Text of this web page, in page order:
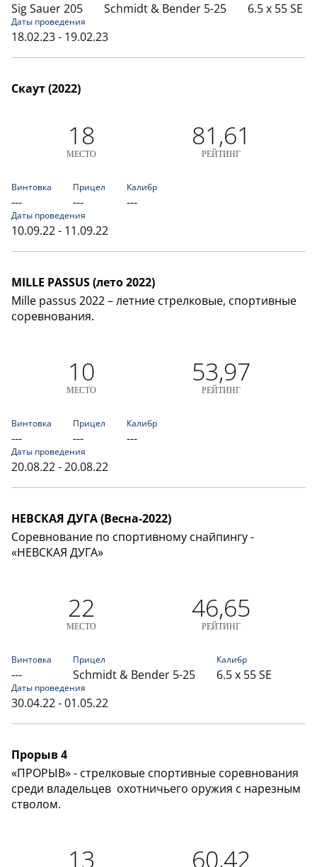
Sig Sauer 205 Schmidt & Bender 5-25 6.5 x 55 SE
Даты проведения
18.02.23 - 19.02.23
Скаут (2022)
18
МЕСТО
81,61
РЕЙТИНГ
Винтовка
---
Прицел
---
Калибр
---
Даты проведения
10.09.22 - 11.09.22
MILLE PASSUS (лето 2022)
Mille passus 2022 – летние стрелковые, спортивные
соревнования.
10
МЕСТО
53,97
РЕЙТИНГ
Винтовка
---
Прицел
---
Калибр
---
Даты проведения
20.08.22 - 20.08.22
НЕВСКАЯ ДУГА (Весна-2022)
Соревнование по спортивному снайпингу -
«НЕВСКАЯ ДУГА»
22
МЕСТО
46,65
РЕЙТИНГ
Винтовка
---
Прицел
Schmidt & Bender 5-25
Калибр
6.5 x 55 SE
Даты проведения
30.04.22 - 01.05.22
Прорыв 4
«ПРОРЫВ» - стрелковые спортивные соревнования
среди владельцев охотничьего оружия с нарезным
стволом.
13 60,42